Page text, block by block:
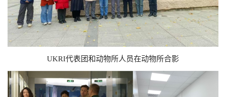
UKRI代表团和动物所人员在动物所合影